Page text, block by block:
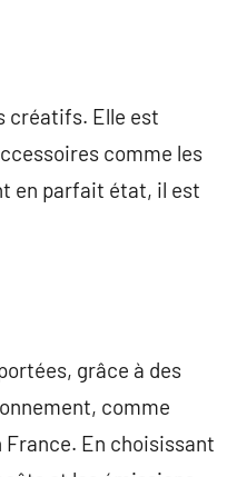
créatifs. Elle est
comme les
en parfait état, il est
grâce à des
comme
En choisissant